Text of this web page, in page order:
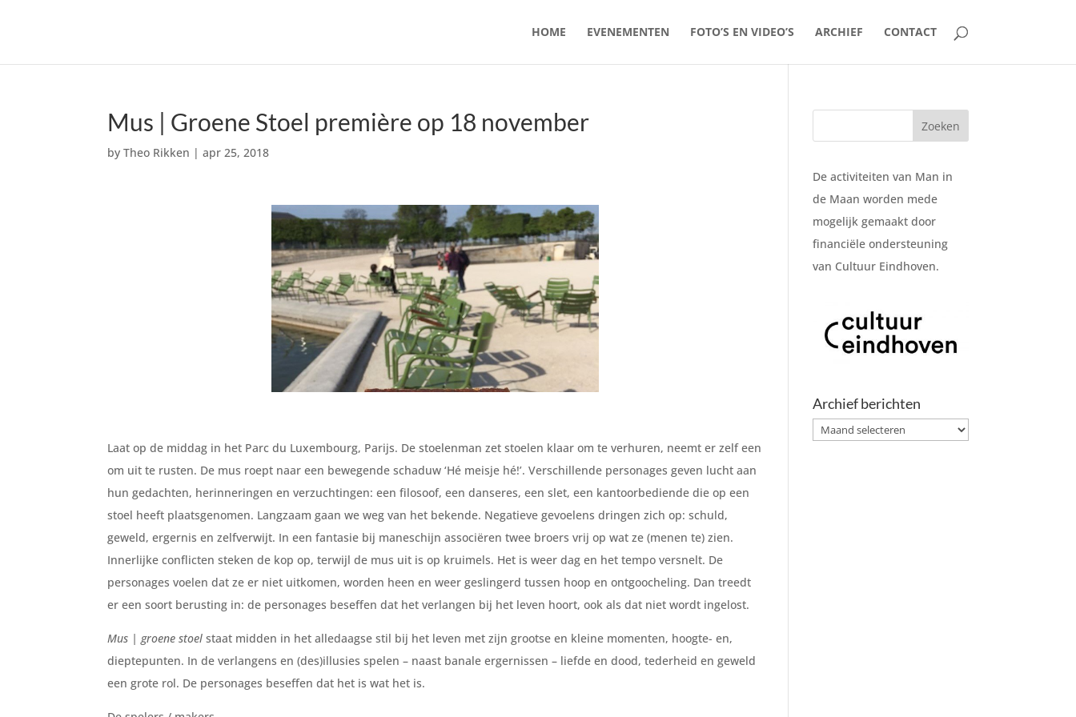
HOME EVENEMENTEN FOTO’S EN VIDEO’S ARCHIEF CONTACT
Mus | Groene Stoel première op 18 november
byTheo Rikken |apr 25, 2018
Laat op de middag in het Parc du Luxembourg, Parijs. De stoelenman zet stoelen klaar om te verhuren, neemt er zelf een
om uit te rusten. De mus roept naar een bewegende schaduw ‘Hé meisje hé!’. Verschillende personages geven lucht aan
hun gedachten, herinneringen en verzuchtingen: een filosoof, een danseres, een slet, een kantoorbediende die op een
stoel heeft plaatsgenomen. Langzaam gaan we weg van het bekende. Negatieve gevoelens dringen zich op: schuld,
geweld, ergernis en zelfverwijt. In een fantasie bij maneschijn associëren twee broers vrij op wat ze (menen te) zien.
Innerlijke conflicten steken de kop op, terwijl de mus uit is op kruimels. Het is weer dag en het tempo versnelt. De
personages voelen dat ze er niet uitkomen, worden heen en weer geslingerd tussen hoop en ontgoocheling. Dan treedt
er een soort berusting in: de personages beseffen dat het verlangen bij het leven hoort, ook als dat niet wordt ingelost.
Mus | groene stoel staat midden in het alledaagse stil bij het leven met zijn grootse en kleine momenten, hoogte- en,
dieptepunten. In de verlangens en (des)illusies spelen – naast banale ergernissen – liefde en dood, tederheid en geweld
een grote rol. De personages beseffen dat het is wat het is.
De activiteiten van Man in
de Maan worden mede
mogelijk gemaakt door
financiële ondersteuning
van Cultuur Eindhoven.
Archief berichten
Archief